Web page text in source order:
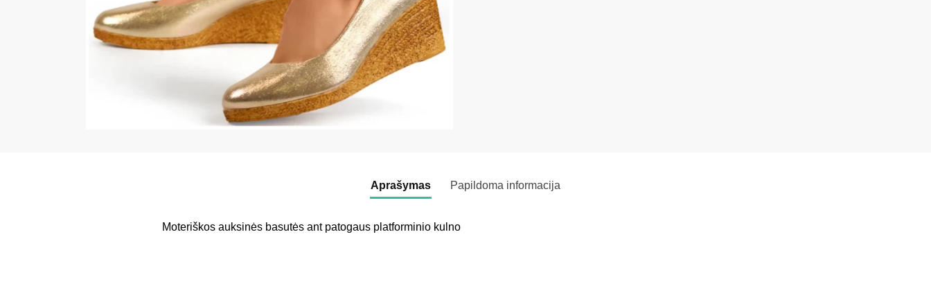
Aprašymas Papildoma informacija
Moteriškos auksinės basutės ant patogaus platforminio kulno